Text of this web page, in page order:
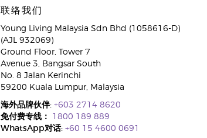
联络我们
Young Living Malaysia Sdn Bhd (1058616-D)
(AJL 932069)
Ground Floor, Tower 7
Avenue 3, Bangsar South
No. 8 Jalan Kerinchi
59200 Kuala Lumpur, Malaysia
海外品牌伙伴: +603 2714 8620
免付费专线：
1800 189 889
WhatsApp对话: +60 15 4600 0691